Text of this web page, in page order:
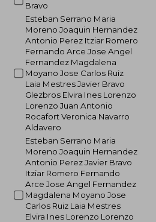
Bravo
Esteban Serrano Maria
Moreno Joaquin Hernandez
Antonio Perez Itziar Romero
Fernando Arce Jose Angel
Fernandez Magdalena
Moyano Jose Carlos Ruiz
Laia Mestres Javier Bravo
Glezbros Elvira Ines Lorenzo
Lorenzo Juan Antonio
Rocafort Veronica Navarro
Aldavero
Esteban Serrano Maria
Moreno Joaquin Hernandez
Antonio Perez Javier Bravo
Itziar Romero Fernando
Arce Jose Angel Fernandez
Magdalena Moyano Jose
Carlos Ruiz Laia Mestres
Elvira Ines Lorenzo Lorenzo